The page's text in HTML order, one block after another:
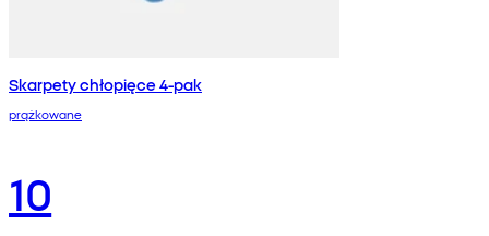
Skarpety chłopięce 4-pak
prążkowane
10